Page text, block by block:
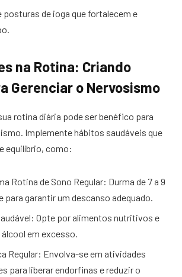
posturas de ioga que fortalecem e
na Rotina: Criando
Gerenciar o Nervosismo
rotina diária pode ser benéfico para
Implemente hábitos saudáveis que
equilíbrio, como:
Rotina de Sono Regular: Durma de 7 a 9
para garantir um descanso adequado.
Opte por alimentos nutritivos e
em excesso.
Regular: Envolva-se em atividades
para liberar endorfinas e reduzir o